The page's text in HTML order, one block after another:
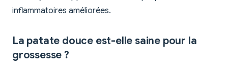
inflammatoires améliorées.
La patate douce est-elle saine pour la
grossesse ?